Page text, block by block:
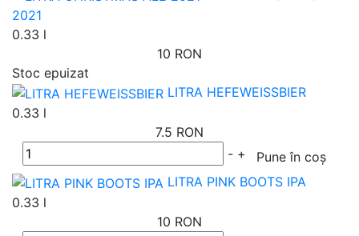
2021
0.33 l
10 RON
Stoc epuizat
LITRA HEFEWEISSBIER
0.33 l
7.5 RON
- +
Pune în coș
LITRA PINK BOOTS IPA
0.33 l
10 RON